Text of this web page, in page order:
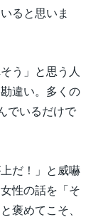
ると思いま
う」と思う人
違い。多くの
でいるだけで
だ！」と威嚇
性の話を「そ
褒めてこそ、